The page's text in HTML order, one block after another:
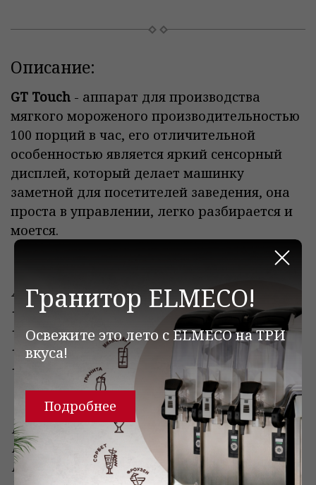
Описание:
GT Touch - аппарат для производства
мягкого мороженого производительностью
100 порций в час, его отличительной
особенностью является яркий сенсорный
дисплей, который делает машинку
заметной для посетителей заведения, она
проста в управлении, легко разбирается и
моется.
Аппарат готовит:
- мягкое мороженое;
- сорбетто;
- гранито;
- фроузен йогурт;
Простота приготовления
Высокая рентабельность
Привлекательный дизайн
Гранитор ELMECO!
Освежите это лето с ELMECO на ТРИ
вкуса!
Подробнее